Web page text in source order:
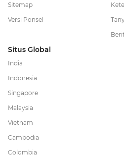
Sitemap
Versi Ponsel
Situs Global
India
Indonesia
Singapore
Malaysia
Vietnam
Cambodia
Colombia